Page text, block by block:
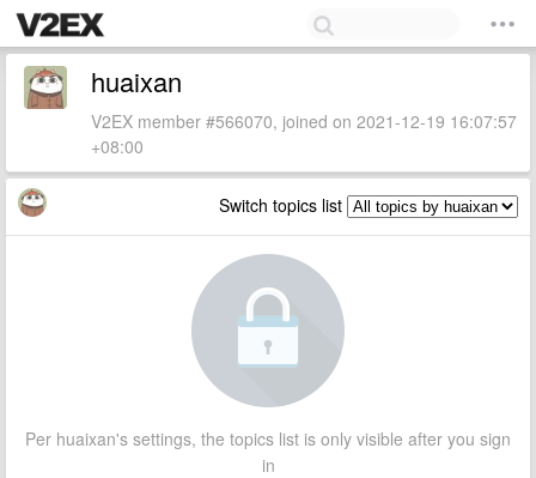
huaixan
V2EX member #566070, joined on 2021-12-19 16:07:57
+08:00
Switch topics list
Per huaixan's settings, the topics list is only visible after you sign
in